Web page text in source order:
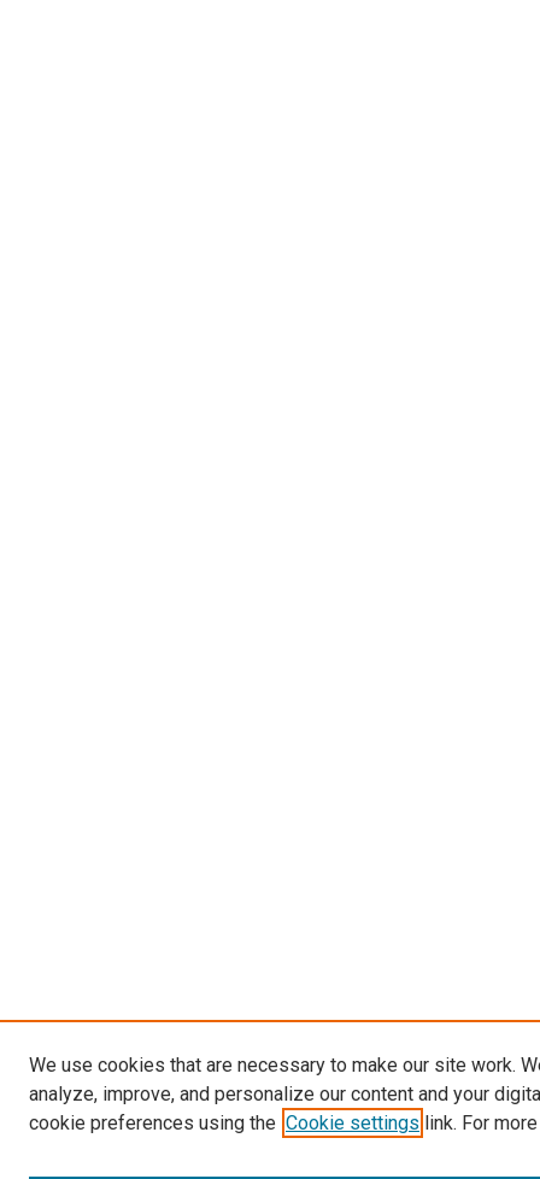
We use cookies that are necessary to make our site work.
analyze, improve, and personalize our content and your
cookie preferences using the Cookie settings link. For